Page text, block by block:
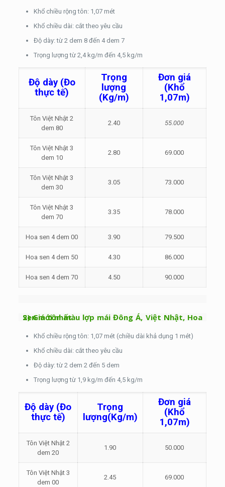
Khổ chiều rộng tôn: 1,07 mét
Khổ chiều dài: cắt theo yêu cầu
Độ dày: từ 2 dem 8 đến 4 dem 7
Trọng lượng từ 2,4 kg/m đến 4,5 kg/m
Độ dày (Đo
thực tế)
Trọng
lượng
(Kg/m)
Đơn giá
(Khổ
1,07m)
Tôn Việt Nhật 2
dem 80
2.40 55.000
Tôn Việt Nhật 3
dem 10
2.80 69.000
Tôn Việt Nhật 3
dem 30
3.05 73.000
Tôn Việt Nhật 3
dem 70
3.35 78.000
Hoa sen 4 dem 00 3.90 79.500
Hoa sen 4 dem 50 4.30 86.000
Hoa sen 4 dem 70 4.50 90.000
2) Giá tôn màu lợp mái Đông Á, Việt Nhật, Hoa Sen mới nhất
Khổ chiều rộng tôn: 1,07 mét (chiều dài khả dụng 1 mét)
Khổ chiều dài: cắt theo yêu cầu
Độ dày: từ 2 dem 2 đến 5 dem
Trọng lượng từ 1,9 kg/m đến 4,5 kg/m
Độ dày (Đo
thực tế)
Trọng
lượng(Kg/m)
Đơn giá
(Khổ
1,07m)
Tôn Việt Nhật 2
dem 20
1.90 50.000
Tôn Việt Nhật 3
dem 00
2.45 69.000